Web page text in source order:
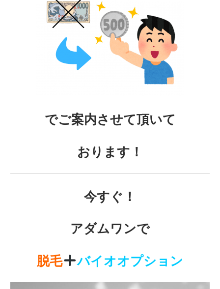
でご案内させて頂いて
おります！
今すぐ！
アダムワンで
脱毛 バイオオプション